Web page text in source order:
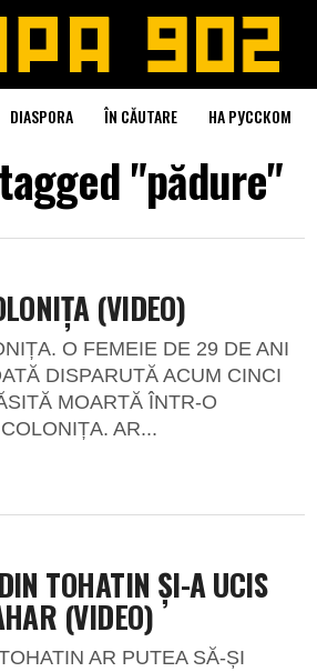
DIASPORA ÎN CĂUTARE НА РУССКОМ
"pădure"
(VIDEO)
O FEMEIE DE 29 DE ANI
DISPARUTĂ ACUM CINCI
MOARTĂ ÎNTR-O
AR...
TOHATIN ȘI-A UCIS
(VIDEO)
AR PUTEA SĂ-ȘI